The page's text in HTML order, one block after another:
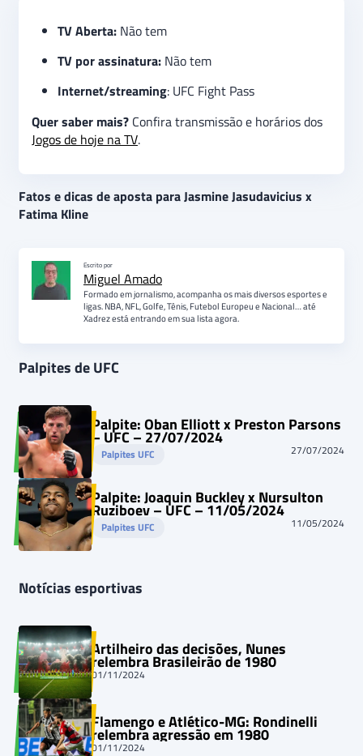
TV Aberta: Não tem
TV por assinatura: Não tem
Internet/streaming: UFC Fight Pass
Quer saber mais? Confira transmissão e horários dos
Jogos de hoje na TV.
Fatos e dicas de aposta para Jasmine Jasudavicius x
Fatima Kline
Escrito por
Miguel Amado
Formado em jornalismo, acompanha os mais diversos esportes e
ligas. NBA, NFL, Golfe, Tênis, Futebol Europeu e Nacional… até
Xadrez está entrando em sua lista agora.
Palpites de UFC
Palpite: Oban Elliott x Preston Parsons
– UFC – 27/07/2024
Palpites UFC 27/07/2024
Palpite: Joaquin Buckley x Nursulton
Ruziboev – UFC – 11/05/2024
Palpites UFC 11/05/2024
Notícias esportivas
Artilheiro das decisões, Nunes
relembra Brasileirão de 1980
01/11/2024
Flamengo e Atlético-MG: Rondinelli
relembra agressão em 1980
01/11/2024